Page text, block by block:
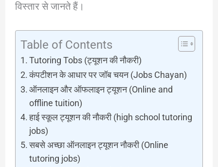
विस्तार से जानते हैं।
Table of Contents
Tutoring Tobs (ट्यूशन की नौकरी)
कंपटीशन के आधार पर जॉब चयन (Jobs Chayan)
ऑनलाइन और ऑफलाइन ट्यूशन (Online and
offline tuition)
हाई स्कूल ट्यूशन की नौकरी (high school tutoring
jobs)
सबसे अच्छा ऑनलाइन ट्यूशन नौकरी (Online
tutoring jobs)